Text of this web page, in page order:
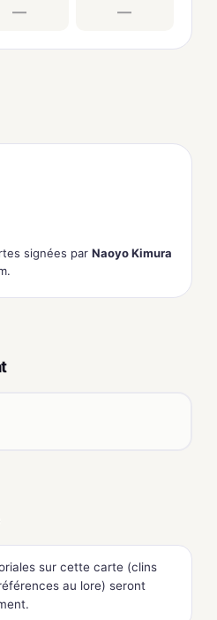
— —
signées par Naoyo Kimura
sur cette carte (clins
au lore) seront